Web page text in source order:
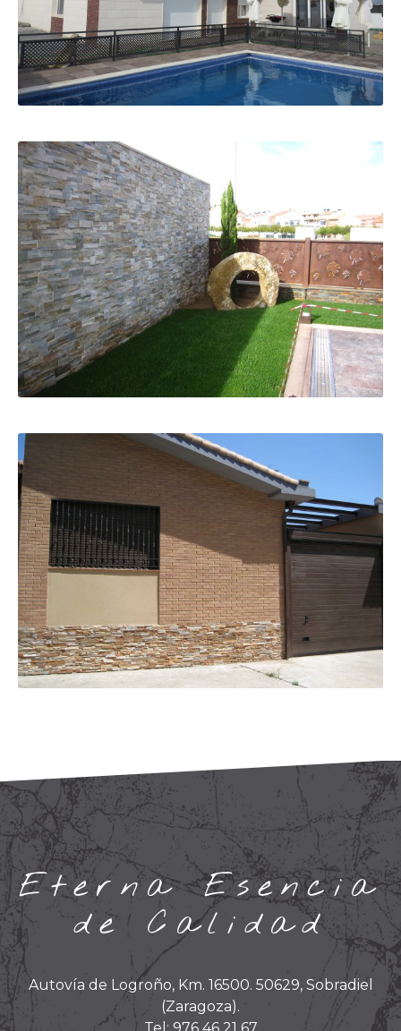
Eterna Esencia
de Calidad
Autovía de Logroño, Km. 16500. 50629, Sobradiel
(Zaragoza).